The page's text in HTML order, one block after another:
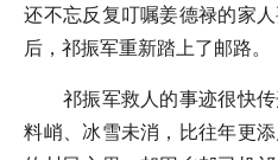
还不忘反复叮嘱姜德禄的家
后，祁振军重新踏上了邮路。
祁振军救人的事迹很快传
料峭、冰雪未消，比往年更